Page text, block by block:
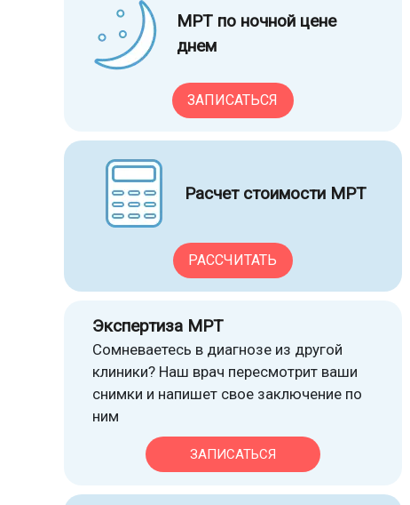
МРТ по ночной цене
днем
ЗАПИСАТЬСЯ
Расчет стоимости МРТ
РАССЧИТАТЬ
Экспертиза МРТ
Сомневаетесь в диагнозе из другой
клиники? Наш врач пересмотрит ваши
снимки и напишет свое заключение по
ним
ЗАПИСАТЬСЯ